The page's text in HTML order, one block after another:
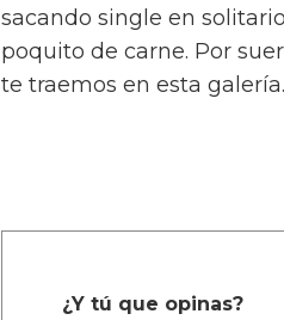
sacando single en
poquito de carne. Por
te traemos en esta galería.
¿Y tú que opinas?